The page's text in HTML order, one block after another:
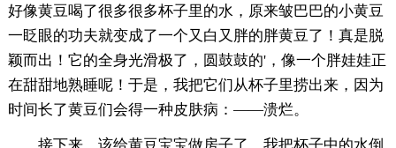
好像黄豆喝了很多很多杯子里的水，原来皱巴巴的小黄豆
一眨眼的功夫就变成了一个又白又胖的胖黄豆了！真是脱
颖而出！它的全身光滑极了，圆鼓鼓的'，像一个胖娃娃正
在甜甜地熟睡呢！于是，我把它们从杯子里捞出来，因为
时间长了黄豆们会得一种皮肤病：——溃烂。